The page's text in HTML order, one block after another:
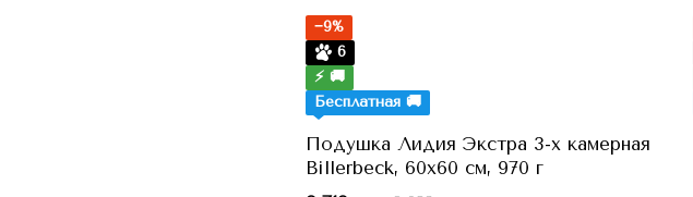
−9%
6
⚡ 🚚
Бесплатная 🚚
Подушка Лидия Экстра 3-х камерная
Billerbeck, 60x60 см, 970 г